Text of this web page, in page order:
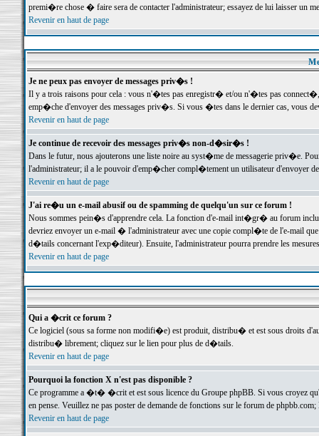
premi�re chose � faire sera de contacter l'administrateur; essayez de lui laisser un
Revenir en haut de page
Je ne peux pas envoyer de messages priv�s !
Il y a trois raisons pour cela : vous n'�tes pas enregistr� et/ou n'�tes pas
emp�che d'envoyer des messages priv�s. Si vous �tes dans le dernier cas, vous
Revenir en haut de page
Je continue de recevoir des messages priv�s non-d�sir�s !
Dans le futur, nous ajouterons une liste noire au syst�me de messagerie priv�e.
l'administrateur; il a le pouvoir d'emp�cher compl�tement un utilisateur d'envoyer
Revenir en haut de page
J'ai re�u un e-mail abusif ou de spamming de quelqu'un sur ce forum !
Nous sommes pein�s d'apprendre cela. La fonction d'e-mail int�gr� au forum inclut
devriez envoyer un e-mail � l'administrateur avec une copie compl�te de l'e-mail
d�tails concernant l'exp�diteur). Ensuite, l'administrateur pourra prendre les
Revenir en haut de page
Qui a �crit ce forum ?
Ce logiciel (sous sa forme non modifi�e) est produit, distribu� et est sous droits
distribu� librement; cliquez sur le lien pour plus de d�tails.
Revenir en haut de page
Pourquoi la fonction X n'est pas disponible ?
Ce programme a �t� �crit et est sous licence du Groupe phpBB. Si vous croyez
en pense. Veuillez ne pas poster de demande de fonctions sur le forum de
Revenir en haut de page